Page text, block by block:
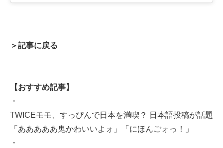
＞記事に戻る
【おすすめ記事】
・
TWICEモモ、すっぴんで日本を満喫？ 日本語投稿が話題
「あああああ鬼かわいいよォ」「にほんごォっ！」
・